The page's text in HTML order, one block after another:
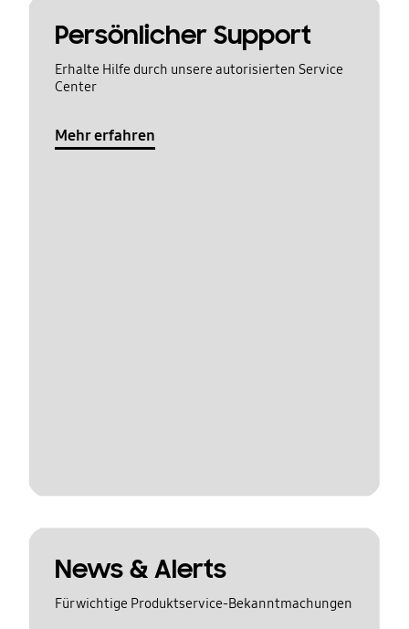
Persönlicher Support
Erhalte Hilfe durch unsere autorisierten Service
Center
Mehr erfahren
News & Alerts
Für wichtige Produktservice-Bekanntmachungen